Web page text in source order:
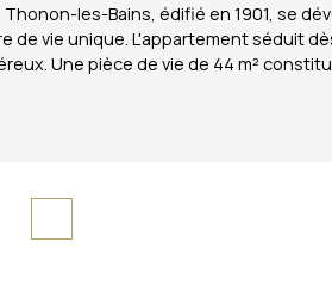
les-Bains, édifié en 1901, se
de vie unique. L'appartement séduit
Une pièce de vie de 44 m²
m² complète l'espace de vie
de 23 m², sans aucun vis-à-vis,
aussi exceptionnel : il suffit de
: 2800. 00 euros.